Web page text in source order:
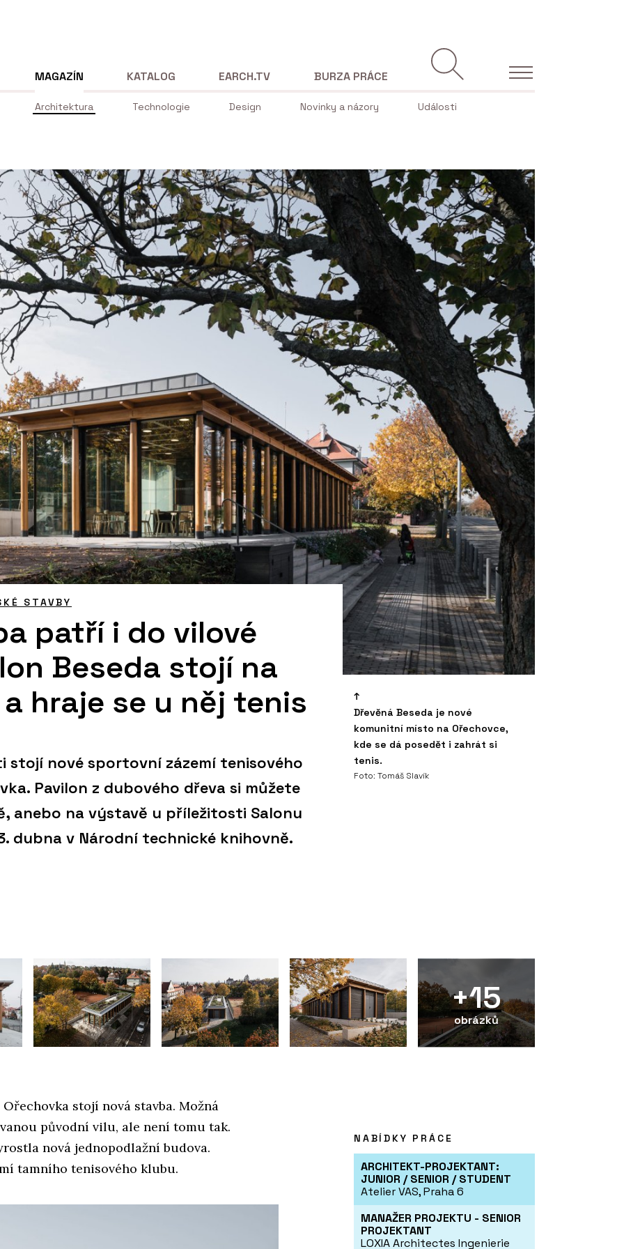
MAGAZÍN
Architektura Technologie Design Novinky a názory Události
KATALOG EARCH.TV BURZA PRÁCE
Dřevěná Beseda je nové
komunitní místo na Ořechovce,
kde se dá posedět i zahrát si
tenis.
Foto: Tomáš Slavík
STAVBY
patří i do vilové
Beseda stojí na
hraje se u něj tenis
stojí nové sportovní zázemí tenisového
Pavilon z dubového dřeva si můžete
anebo na výstavě u příležitosti Salonu
dubna v Národní technické knihovně.
+15
obrázků
stojí nová stavba. Možná
původní vilu, ale není tomu tak.
nová jednopodlažní budova.
tamního tenisového klubu.
NABÍDKY PRÁCE
ARCHITEKT-PROJEKTANT:
JUNIOR / SENIOR / STUDENT
Atelier VAS, Praha 6
MANAŽER PROJEKTU - SENIOR
PROJEKTANT
LOXIA Architectes Ingenierie